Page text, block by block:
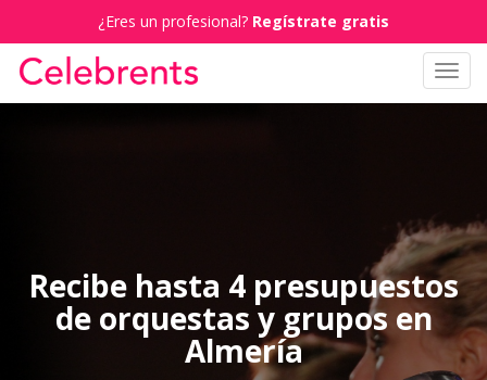
¿Eres un profesional? Regístrate gratis
Recibe hasta 4 presupuestos
de orquestas y grupos en
Almería